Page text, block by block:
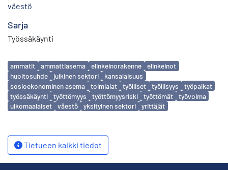
väestö
Sarja
Työssäkäynti
Avainsanat
ammatit ammattiasema elinkeinorakenne
elinkeinot
huoltosuhde
julkinen sektori
kansalaisuus
sosioekonominen asema
toimialat työlliset työllisyys
työpaikat
työssäkäynti
työttömyys työttömyysriski työttömät
työvoima
ulkomaalaiset
väestö yksityinen sektori yrittäjät
Tietueen kaikki tiedot